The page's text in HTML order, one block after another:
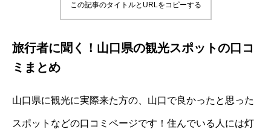
この記事のタイトルとURLをコピーする
旅行者に聞く！山口県の観光スポットの口コ
ミまとめ
山口県に観光に実際来た方の、山口で良かったと思った
スポットなどの口コミページです！住んでいる人には灯